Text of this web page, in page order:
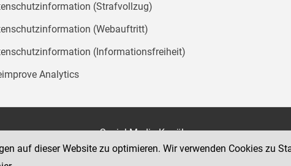
(Strafvollzug)
(Webauftritt)
(Informationsfreiheit)
Analytics
7
Social Media Kanäle
der Justiz und des BMJ
auf dieser Website zu optimieren. Wir verwenden Cookies zu